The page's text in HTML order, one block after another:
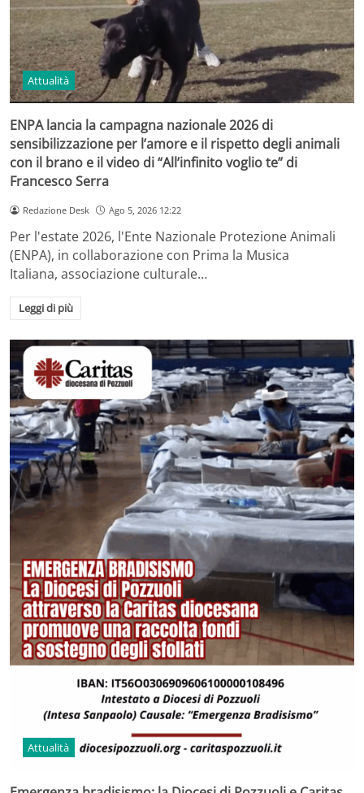
Attualità
ENPA lancia la campagna nazionale 2026 di
sensibilizzazione per l’amore e il rispetto degli animali
con il brano e il video di “All’infinito voglio te” di
Francesco Serra
Redazione Desk Ago 5, 2026 12:22
Per l'estate 2026, l'Ente Nazionale Protezione Animali
(ENPA), in collaborazione con Prima la Musica
Italiana, associazione culturale…
Leggi di più
Attualità